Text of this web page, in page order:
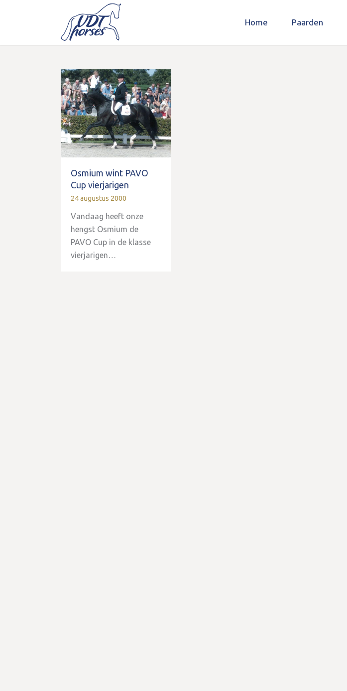
Home Paarden
Osmium wint PAVO
Cup vierjarigen
24 augustus 2000
Vandaag heeft onze
hengst Osmium de
PAVO Cup in de klasse
vierjarigen…